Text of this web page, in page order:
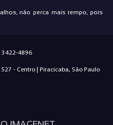
não perca mais tempo, pois
3422-4896
- Centro | Piracicaba, São Paulo